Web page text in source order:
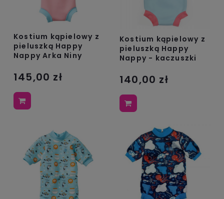
Kostium kąpielowy z
pieluszką Happy
Nappy Arka Niny
145,00 zł
Kostium kąpielowy z
pieluszką Happy
Nappy - kaczuszki
140,00 zł